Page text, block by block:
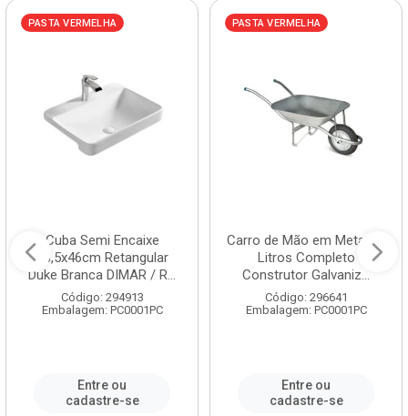
PASTA VERMELHA
Cuba Semi Encaixe
58,5x46cm Retangular
Duke Branca DIMAR / R...
Código: 294913
Embalagem: PC0001PC
Entre ou
cadastre-se
PASTA VERMELHA
Carro de Mão em Metal 60
Litros Completo
Construtor Galvaniz...
Código: 296641
Embalagem: PC0001PC
Entre ou
cadastre-se